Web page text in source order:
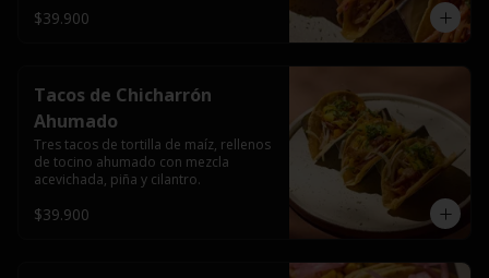
$39.900
Tacos de Chicharrón
Ahumado
Tres tacos de tortilla de maíz, rellenos
de tocino ahumado con mezcla
acevichada, piña y cilantro.
$39.900